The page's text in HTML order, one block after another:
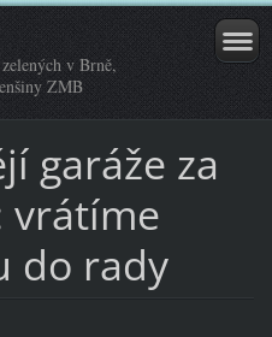
v Brně,
ZMB
garáže za
vrátíme
do rady